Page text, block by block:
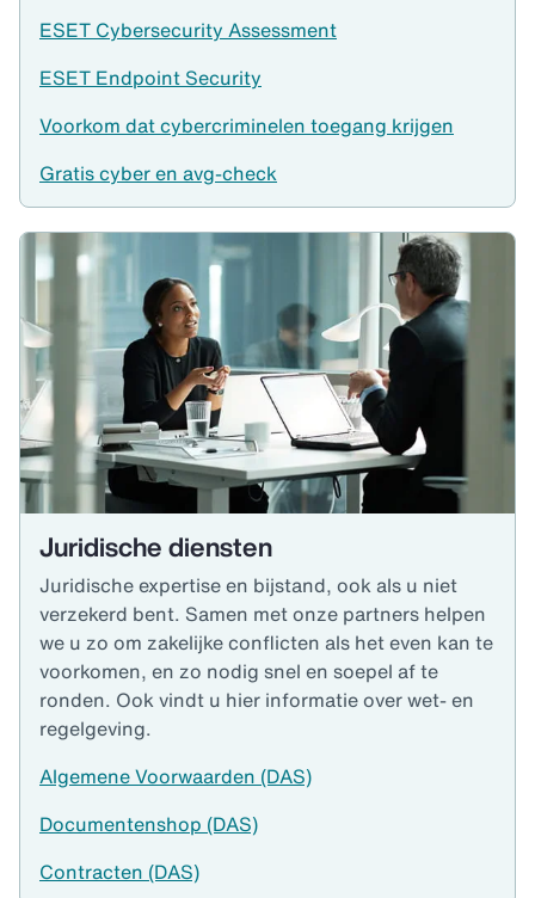
ESET Cybersecurity Assessment
ESET Endpoint Security
Voorkom dat cybercriminelen toegang krijgen
Gratis cyber en avg-check
Juridische diensten
Juridische expertise en bijstand, ook als u niet
verzekerd bent. Samen met onze partners helpen
we u zo om zakelijke conflicten als het even kan te
voorkomen, en zo nodig snel en soepel af te
ronden. Ook vindt u hier informatie over wet- en
regelgeving.
Algemene Voorwaarden (DAS)
Documentenshop (DAS)
Contracten (DAS)